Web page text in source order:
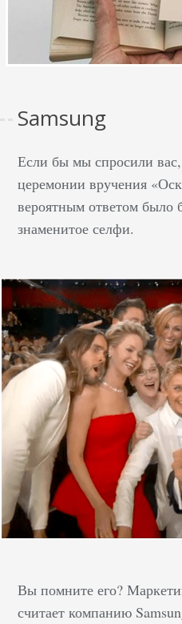
Samsung
Если бы мы спросили
церемонии вручения
вероятным ответом
знаменитое селфи.
Вы помните его?
считает компанию